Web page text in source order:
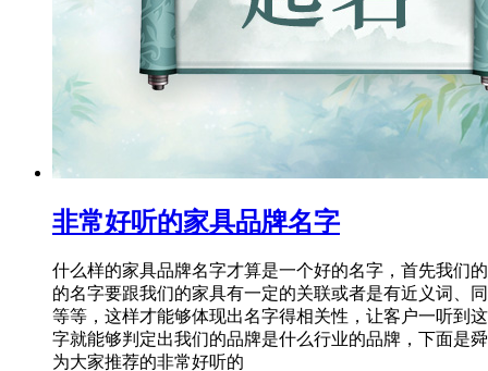
非常好听的家具品牌名字
什么样的家具品牌名字才算是一个好的名字，首先我们
的名字要跟我们的家具有一定的关联或者是有近义词、
等等，这样才能够体现出名字得相关性，让客户一听到
字就能够判定出我们的品牌是什么行业的品牌，下面是
为大家推荐的非常好听的